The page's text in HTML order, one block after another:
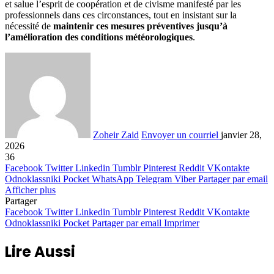
et salue l’esprit de coopération et de civisme manifesté par les
professionnels dans ces circonstances, tout en insistant sur la
nécessité de maintenir ces mesures préventives jusqu’à
l’amélioration des conditions météorologiques.
Zoheir Zaid Envoyer un courriel janvier 28,
2026
36
Facebook Twitter Linkedin Tumblr Pinterest Reddit VKontakte
Odnoklassniki Pocket WhatsApp Telegram Viber Partager par email
Afficher plus
Partager
Facebook Twitter Linkedin Tumblr Pinterest Reddit VKontakte
Odnoklassniki Pocket Partager par email Imprimer
Lire Aussi